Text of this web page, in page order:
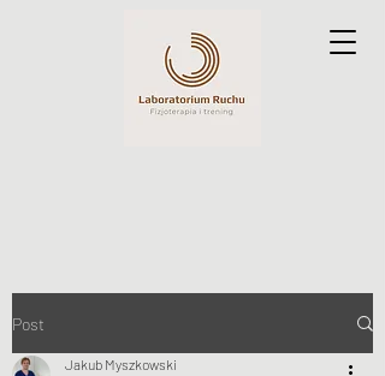
Post
Jakub Myszkowski